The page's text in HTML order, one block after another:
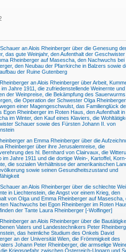
an Alois Rheinberger über die Genesung
das gute Weinjahr, den Aufenthalt der
Rheinberger auf Masescha, den Nachwuchs bei
den Neubau der Pfarrkirche in Balzers sowie
der Ruine Gutenberg
an Alois Rheinberger über Arbeit,
im Jahre 1911, die zufriedenstellende Weinernte und
der Weinpreise, die Bekämpfung des
die Operation der Schwester Olga
einer Magengeschwulst, das Familienglück
Egon Rheinberger im Roten Haus, den Aufenthalt in
im Winter, den Kauf eines Klaviers, die
Schauer sowie des Fürsten Johann II. von
an Emma Rheinberger über die
Rheinberger über ihre Jerusalemreise, die
des hl. Bernhard von Clairvaux, die
im Jahre 1911 und die dortige Wein-, Kartoffel,
die sozialen Verhältnisse der amerikanischen
sowie seinen Gesundheitszustand und
an Alois Rheinberger über die schlechte
in Liechtenstein, die Angst vor einem Krieg, den
von Olga und Emma Rheinberger auf Masescha,
Nachwuchs bei Egon Rheinberger im Roten
der Tante Laura Rheinberger [-Wolfinger]
an Alois Rheinberger über die
Vaters und Landestechnikers Peter
das heimliche Studium des Onkels David
an der Universität Wien, die Frömmigkeit des
Johann Peter Rheinberger, die armselige
Kriegsgefahr zwischen Österreich-Ungarn und